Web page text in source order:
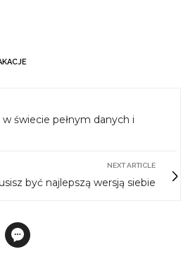
świecie pełnym danych i
NEXT ARTICLE
być najlepszą wersją siebie